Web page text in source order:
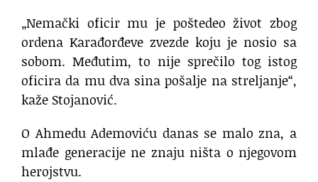
„Nemački oficir mu je poštedeo život zbog
ordena Karađorđeve zvezde koju je nosio sa
sobom. Međutim, to nije sprečilo tog istog
oficira da mu dva sina pošalje na streljanje“,
kaže Stojanović.
O Ahmedu Ademoviću danas se malo zna, a
mlađe generacije ne znaju ništa o njegovom
herojstvu.